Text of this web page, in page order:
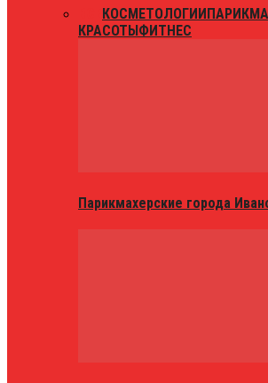
КОСМЕТОЛОГИИ
КРАСОТЫФИТНЕС
Парикмахерские города